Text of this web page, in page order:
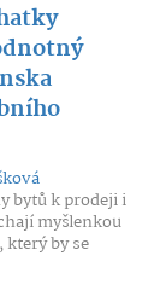
bytů k prodeji i
myšlenkou
který by se